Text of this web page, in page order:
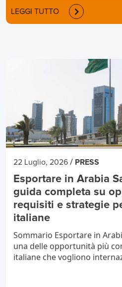
LEGGI TUTTO
22 Luglio, 2026 / PRESS
Esportare in Arabia
guida completa su
requisiti e strategie
italiane
Sommario Esportare in
una delle opportunità più
italiane che vogliono